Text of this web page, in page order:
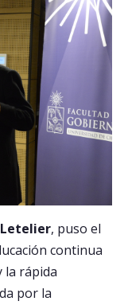
, puso el
continua
la rápida
por la